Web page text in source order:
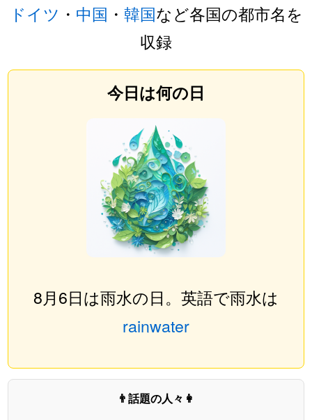
ドイツ ・ 中国 ・ 韓国など各国の都市名を
収録
今日は何の日
8月6日は雨水の日。英語で雨水は
rainwater
👨話題の人々👩